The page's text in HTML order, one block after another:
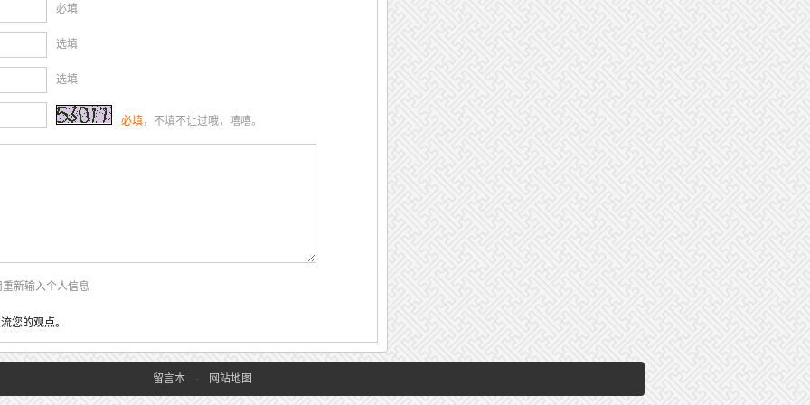
必填
选填
选填
必填，不填不让过哦，嘻嘻。
新输入个人信息
您的观点。
留言本 - 网站地图